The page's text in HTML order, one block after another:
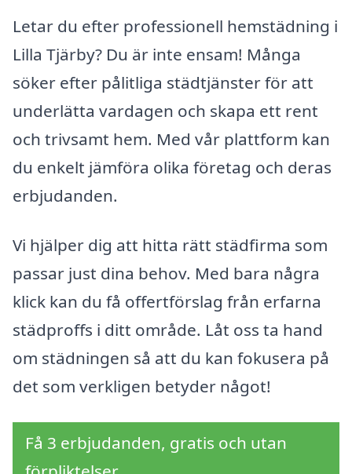
Letar du efter professionell hemstädning i
Lilla Tjärby? Du är inte ensam! Många
söker efter pålitliga städtjänster för att
underlätta vardagen och skapa ett rent
och trivsamt hem. Med vår plattform kan
du enkelt jämföra olika företag och deras
erbjudanden.
Vi hjälper dig att hitta rätt städfirma som
passar just dina behov. Med bara några
klick kan du få offertförslag från erfarna
städproffs i ditt område. Låt oss ta hand
om städningen så att du kan fokusera på
det som verkligen betyder något!
Få 3 erbjudanden, gratis och utan